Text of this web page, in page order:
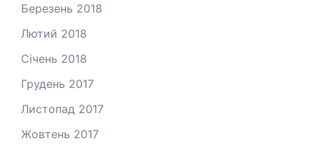
Березень 2018
Лютий 2018
Січень 2018
Грудень 2017
Листопад 2017
Жовтень 2017